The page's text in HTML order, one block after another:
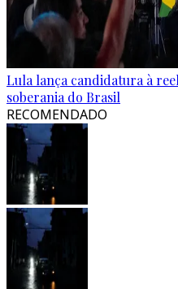
Lula lança candidatura à
soberania do Brasil
RECOMENDADO